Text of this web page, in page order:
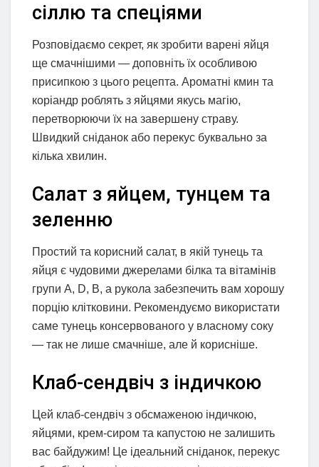
сіллю та спеціями
Розповідаємо секрет, як зробити варені яйця
ще смачнішими — доповніть їх особливою
присипкою з цього рецепта. Ароматні кмин та
коріандр роблять з яйцями якусь магію,
перетворюючи їх на завершену страву.
Швидкий сніданок або перекус буквально за
кілька хвилин.
Салат з яйцем, тунцем та
зеленню
Простий та корисний салат, в якій тунець та
яйця є чудовими джерелами білка та вітамінів
групи A, D, В, а рукола забезпечить вам хорошу
порцію клітковини. Рекомендуємо використати
саме тунець консервованого у власному соку
— так не лише смачніше, але й корисніше.
Клаб-сендвіч з індичкою
Цей клаб-сендвіч з обсмаженою індичкою,
яйцями, крем-сиром та капустою не залишить
вас байдужим! Це ідеальний сніданок, перекус